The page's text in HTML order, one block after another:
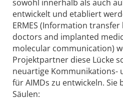
sowohl innerhalb als auch
entwickelt und etabliert
ERMES (Information
doctors and implanted
molecular communication)
Projektpartner diese Lücke
neuartige Kommunikations-
für AIMDs zu entwickeln. Sie
Säulen: